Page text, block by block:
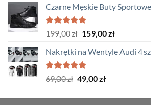
od
do
Czarne Męskie Buty Sportowe
Oceniono
na 5
199,00zł Pierwotna
wynosiła:
199,00 zł.
159,00złAktualna
wynosi:
Nakrętki na Wentyle Audi 4
Oceniono
5.00
69,00zł Pierwotna
wynosiła:
49,00złAktualna
wynosi: